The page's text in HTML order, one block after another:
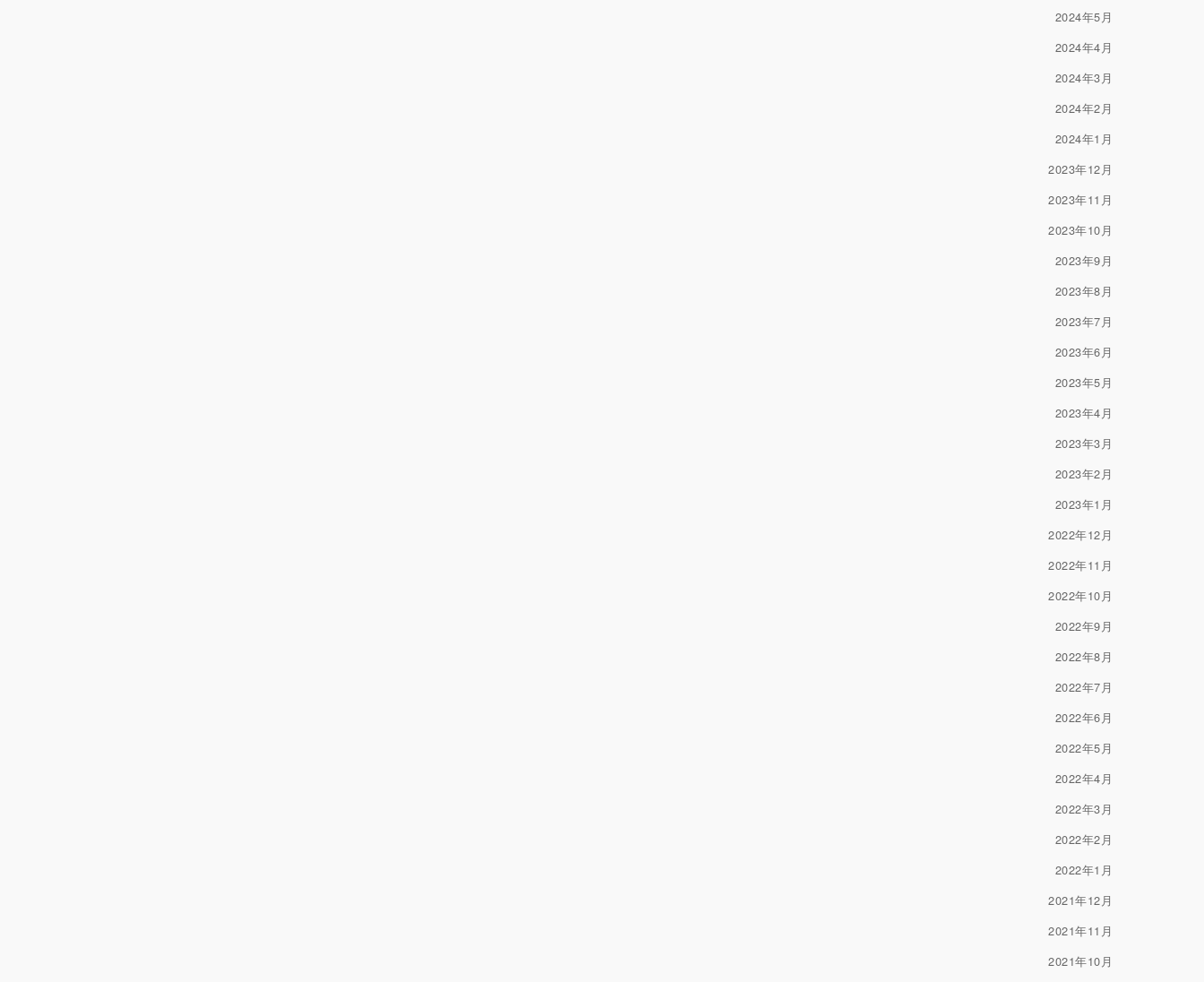
2024年5月
2024年4月
2024年3月
2024年2月
2024年1月
2023年12月
2023年11月
2023年10月
2023年9月
2023年8月
2023年7月
2023年6月
2023年5月
2023年4月
2023年3月
2023年2月
2023年1月
2022年12月
2022年11月
2022年10月
2022年9月
2022年8月
2022年7月
2022年6月
2022年5月
2022年4月
2022年3月
2022年2月
2022年1月
2021年12月
2021年11月
2021年10月